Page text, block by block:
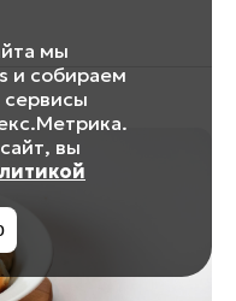
мы
и собираем
вы